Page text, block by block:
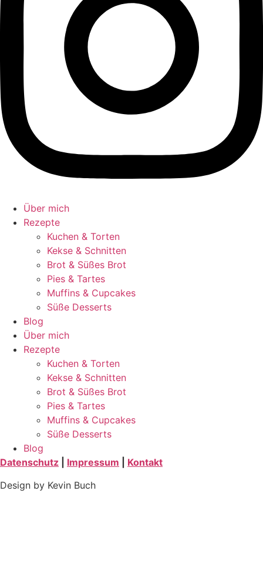
Über mich
Rezepte
Kuchen & Torten
Kekse & Schnitten
Brot & Süßes Brot
Pies & Tartes
Muffins & Cupcakes
Süße Desserts
Blog
Über mich
Rezepte
Kuchen & Torten
Kekse & Schnitten
Brot & Süßes Brot
Pies & Tartes
Muffins & Cupcakes
Süße Desserts
Blog
Datenschutz
Impressum
Kontakt
Design by Kevin Buch